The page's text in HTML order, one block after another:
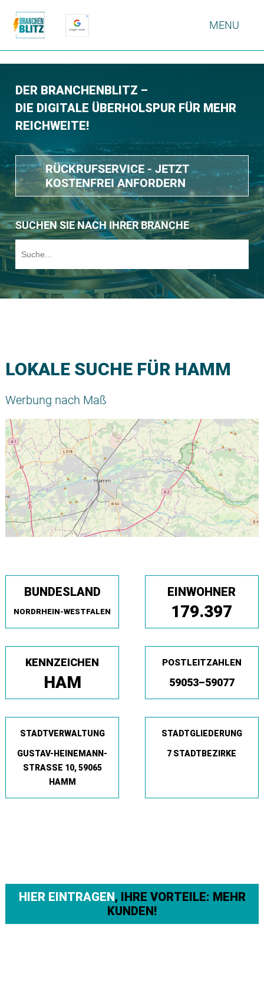
MENU
DER BRANCHENBLITZ –
DIE DIGITALE ÜBERHOLSPUR FÜR MEHR
REICHWEITE!
RÜCKRUFSERVICE - JETZT
KOSTENFREI ANFORDERN
SUCHEN SIE NACH IHRER BRANCHE
LOKALE SUCHE FÜR HAMM
Werbung nach Maß
BUNDESLAND
NORDRHEIN-WESTFALEN
EINWOHNER
179.397
KENNZEICHEN
HAM
POSTLEITZAHLEN
59053–59077
STADTVERWALTUNG
GUSTAV-HEINEMANN-
STRASSE 10, 59065 H
AMM
STADTGLIEDERUNG
7 STADTBEZIRKE
HIER EINTRAGEN, IHRE VORTEILE: MEHR
KUNDEN!